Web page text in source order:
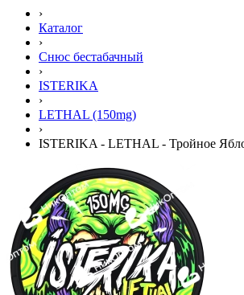
›
Каталог
›
Снюс бестабачный
›
ISTERIKA
›
LETHAL (150mg)
›
ISTERIKA - LETHAL - Тройное